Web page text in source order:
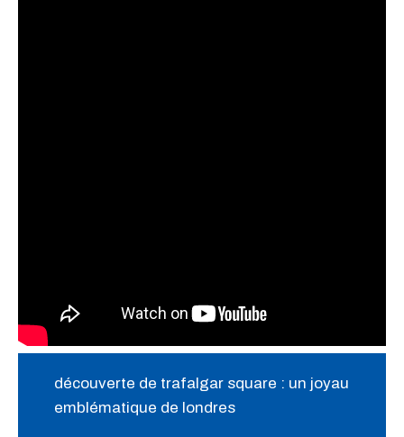
découverte de trafalgar square : un joyau
emblématique de londres